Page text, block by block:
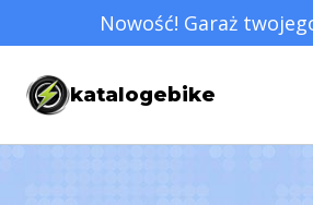
do
treści
Nowość! Garaż
katalogebike